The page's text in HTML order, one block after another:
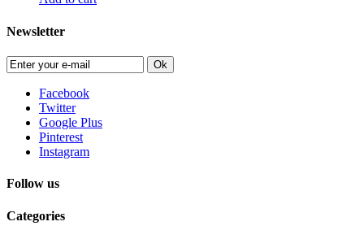
Newsletter
Ok
Facebook
Twitter
Google Plus
Pinterest
Instagram
Follow us
Categories